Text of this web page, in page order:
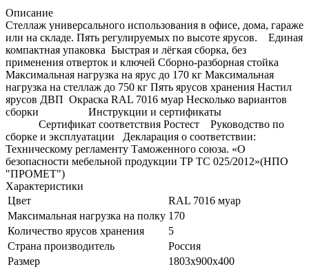
Описание
Стеллаж универсального использования в офисе, дома, гараже
или на складе. Пять регулируемых по высоте ярусов. Единая
компактная упаковка Быстрая и лёгкая сборка, без
применения отверток и ключей Сборно-разборная стойка
Максимальная нагрузка на ярус до 170 кг Максимальная
нагрузка на стеллаж до 750 кг Пять ярусов хранения Настил
ярусов ДВП Окраска RAL 7016 муар Несколько вариантов
сборки Инструкции и сертификаты
Сертификат соответствия Ростест Руководство по
сборке и эксплуатации Декларация о соответствии:
Техническому регламенту Таможенного союза. «О
безопасности мебельной продукции ТР ТС 025/2012»(НПО
"ПРОМЕТ")
Характеристики
Цвет
RAL 7016 муар
Максимальная нагрузка на полку 170
Количество ярусов хранения
5
Страна производитель
Россия
Размер
1803x900x400